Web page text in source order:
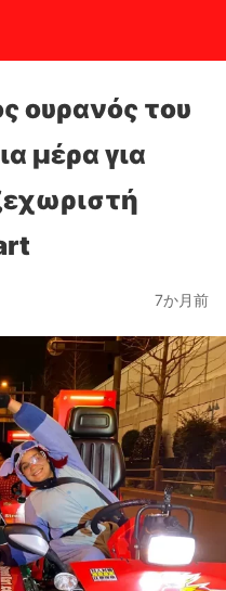
ουρανός του
μέρα για
7か月前